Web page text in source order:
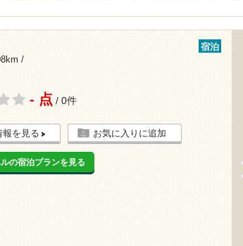
/
宿泊
- 点 / 0件
報を見る お気に入りに追加
の宿泊プランを見る